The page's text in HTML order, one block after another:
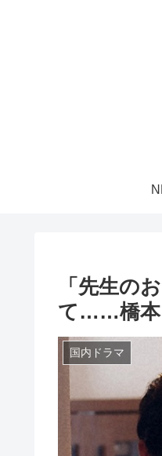
「先生の
て……橋本
国内ドラマ